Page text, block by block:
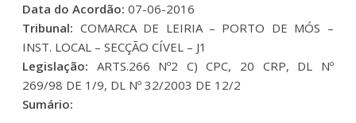
Data do Acordão: 07-06-2016
Tribunal: COMARCA DE LEIRIA – PORTO DE MÓS –
INST. LOCAL – SECÇÃO CÍVEL – J1
Legislação: ARTS.266 Nº2 C) CPC, 20 CRP, DL Nº
269/98 DE 1/9, DL Nº 32/2003 DE 12/2
Sumário: